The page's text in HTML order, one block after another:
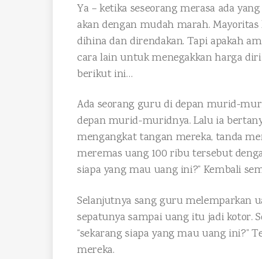
Ya – ketika seseorang merasa ada
akan dengan mudah marah.
dihina dan direndakan. Tapi apakah
cara lain untuk menegakkan harga
berikut ini…
Ada seorang guru di depan murid-
depan murid-muridnya. Lalu ia
mengangkat tangan mereka, tanda
meremas uang 100 ribu tersebut
siapa yang mau uang ini?” Kembali
Selanjutnya sang guru melemparkan
sepatunya sampai uang itu jadi kotor.
“sekarang siapa yang mau uang ini?”
mereka.